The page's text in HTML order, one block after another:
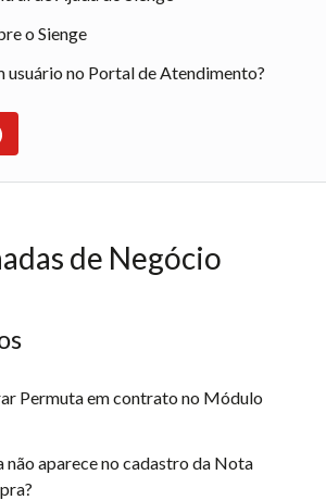
o Sienge
usuário no Portal de Atendimento?
de Negócio
Permuta em contrato no Módulo
não aparece no cadastro da Nota